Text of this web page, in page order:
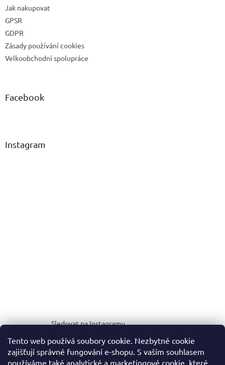
Tento web používá soubory cookie. Nezbytné cookie
zajišťují správné fungování e-shopu. S vaším souhlasem
používáme také analytické a marketingové cookie, které
Jak nakupovat
GPSR
GDPR
Zásady používání cookies
Velkoobchodní spolupráce
Facebook
Instagram
Sledovat na Instagramu
MEDIA KIT